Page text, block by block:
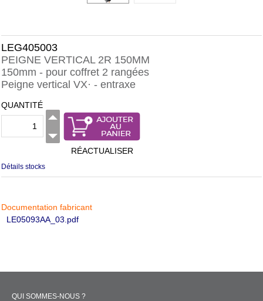
LEG405003
PEIGNE VERTICAL 2R 150MM
150mm - pour coffret 2 rangées
Peigne vertical VX· - entraxe
QUANTITÉ
RÉACTUALISER
Détails stocks
Documentation fabricant
LE05093AA_03.pdf
QUI SOMMES-NOUS ?